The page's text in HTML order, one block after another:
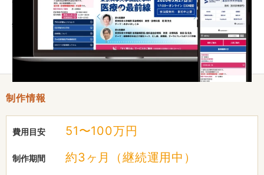
学内サーバー運用の制約下でテスト環境を別途構築し、差分ファ
イル納品フローを確立。大学統合後も最小限の修正で対応してい
制作情報
費用目安 51〜100万円
制作期間 約3ヶ月（継続運用中）